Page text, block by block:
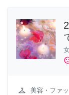
checkroom 美容・ファ